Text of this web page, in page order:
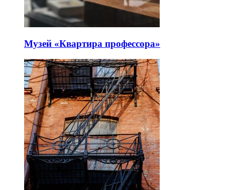
Музей «Квартира профессора»